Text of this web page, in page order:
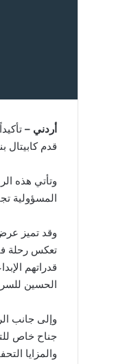
أردني –
قدم كابيتال
وتأتي هذه
المسؤولية
وقد تميز
تعكس رحلة
قدراتهم
الحسين
والمزايا